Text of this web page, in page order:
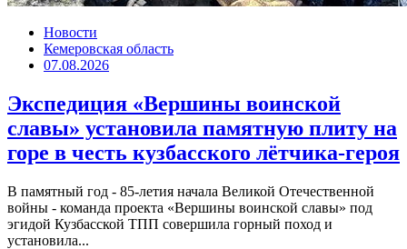
Новости
Кемеровская область
07.08.2026
Экспедиция «Вершины воинской
славы» установила памятную плиту на
горе в честь кузбасского лётчика-героя
В памятный год - 85-летия начала Великой Отечественной
войны - команда проекта «Вершины воинской славы» под
эгидой Кузбасской ТПП совершила горный поход и
установила...